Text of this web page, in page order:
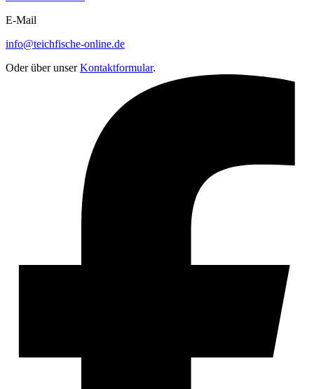
E-Mail
info@teichfische-online.de
Oder über unserKontaktformular.